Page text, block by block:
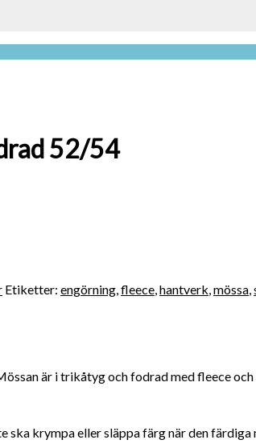
52/54
Etiketter: engörning,fleece,hantverk,mössa,
är i trikåtyg och fodrad med fleece
krympa eller släppa färg när den färdiga